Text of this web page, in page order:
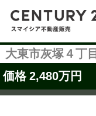
大東市灰塚４丁
価格 2,480万円